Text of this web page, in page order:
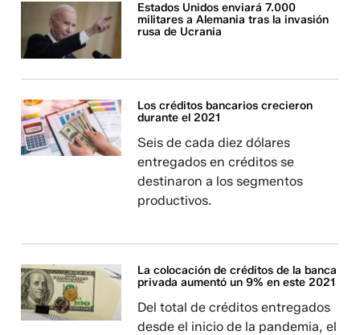
Estados Unidos enviará 7.000
militares a Alemania tras la invasión
rusa de Ucrania
Los créditos bancarios crecieron
durante el 2021
Seis de cada diez dólares
entregados en créditos se
destinaron a los segmentos
productivos.
La colocación de créditos de la banca
privada aumentó un 9% en este 2021
Del total de créditos entregados
desde el inicio de la pandemia, el